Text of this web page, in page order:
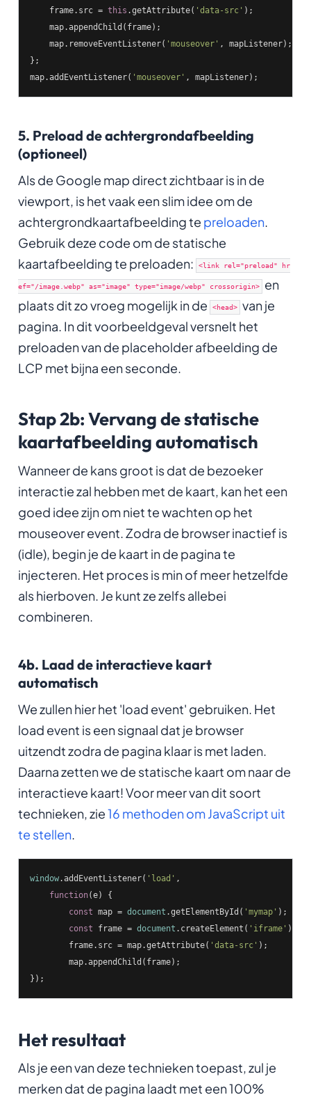
    frame.src =
this .getAttribute( 'data-src' );
    map.appendChild(frame);
    map.removeEventListener(
'mouseover' , mapListener);
};
map.addEventListener( 'mouseover'
5. Preload de achtergrondafbeelding
(optioneel)
Als de Google map direct zichtbaar is in de
viewport, is het vaak een slim idee om de
achtergrondkaartafbeelding te preloaden.
Gebruik deze code om de statische
kaartafbeelding te preloaden:
<link rel="preload" hr
ef="/image.webp" as="image" type="image/webp" crossorigin> en
plaats dit zo vroeg mogelijk in de
<head> van je
pagina. In dit voorbeeldgeval versnelt het
preloaden van de placeholder afbeelding de
LCP met bijna een seconde.
Stap 2b: Vervang de statische
kaartafbeelding automatisch
Wanneer de kans groot is dat de bezoeker
interactie zal hebben met de kaart, kan het een
goed idee zijn om niet te wachten op het
mouseover event. Zodra de browser inactief is
(idle), begin je de kaart in de pagina te
injecteren. Het proces is min of meer hetzelfde
als hierboven. Je kunt ze zelfs allebei
combineren.
4b. Laad de interactieve kaart
automatisch
We zullen hier het 'load event' gebruiken. Het
load event is een signaal dat je browser
uitzendt zodra de pagina klaar is met laden.
Daarna zetten we de statische kaart om naar de
interactieve kaart! Voor meer van dit soort
technieken, zie16 methoden om JavaScript uit
te stellen.
window.addEventListener( 'load' ,
function(e)
{
const map = document .getElementById( 'mymap' );
const frame = document .createElement( 'iframe' );
        frame.src = map.getAttribute(
'data-src' );
        map.appendChild(frame);
});
Het resultaat
Als je een van deze technieken toepast, zul je
merken dat de pagina laadt met een 100%